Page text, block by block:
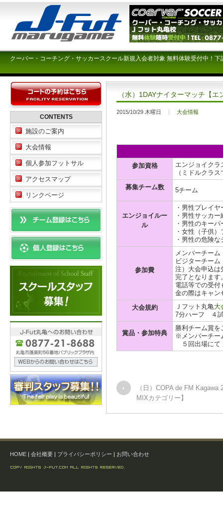
クーバー・コーチング・サッカースクール新規入会者対象 無料体験受付中！
（水）1DAYナイターマッチ【
2015/10/29 木曜日 大会情報
参加資格
エンジョイク
（ミドルクラ
募集チーム数
5チーム
エンジョイルー
ル
・男性プレイ
・男性サッカ
・男性のキー
・女性（子供
・男性の危険
参加費
メンバーチー
ビジターチー
注）大会申込は
完了となります
電話等での受
金の際はキャン
大会規約
Ｊフット丸亀 大
7分ハーフ ４
賞品・参加特典
勝利チーム賞
※メンバーチー
５回出場にて
（日）COPA de FM Kagawa
MIXカテゴリー】
CONTENTS
施設のご案内
大会情報
個人参加フットサル
アクセスマップ
リンクページ
HOME | 会社概要 | プライバシーポリシー | お問い合わせ